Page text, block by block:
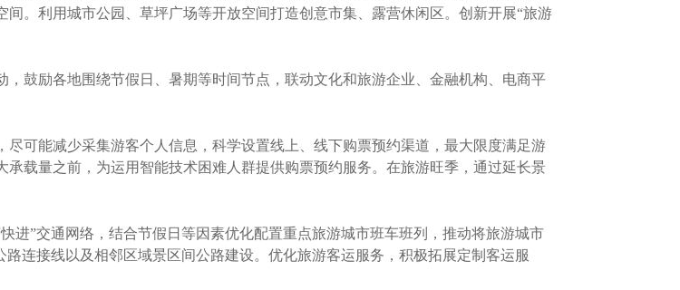
。利用城市公园、草坪广场等开放空间打造创意市集、露营休闲区。创新开展“旅游
励各地围绕节假日、暑期等时间节点，联动文化和旅游企业、金融机构、电商平
能减少采集游客个人信息，科学设置线上、线下购票预约渠道，最大限度满足游
载量之前，为运用智能技术困难人群提供购票预约服务。在旅游旺季，通过延长景
”交通网络，结合节假日等因素优化配置重点旅游城市班车班列，推动将旅游城市
连接线以及相邻区域景区间公路建设。优化旅游客运服务，积极拓展定制客运服